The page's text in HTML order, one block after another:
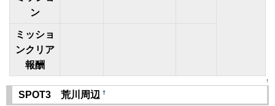
ン
ミッショ
ンクリア
報酬
↑
SPOT3 荒川周辺 †